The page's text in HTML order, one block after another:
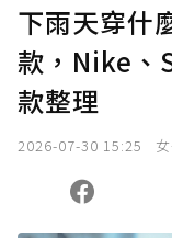
下雨天穿什
款，Nike
款整理
2026-07-30 15:25